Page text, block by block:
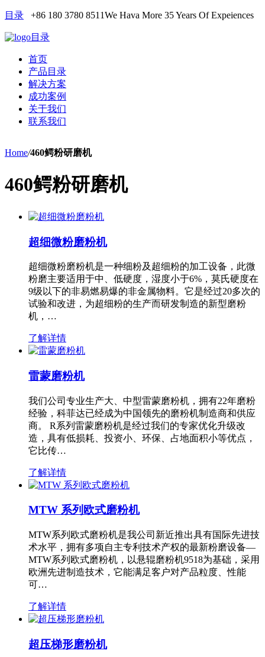
目录 +86 180 3780 8511We Hava More 35 Years Of Expeiences
目录
首页
产品目录
解决方案
成功案例
关于我们
联系我们
Home/460鳄粉研磨机
460鳄粉研磨机
超细微粉磨粉机
超细微粉磨粉机是一种细粉及超细粉的加工设备，此微
粉磨主要适用于中、低硬度，湿度小于6%，莫氏硬度在
9级以下的非易燃易爆的非金属物料。它是经过20多次的
试验和改进，为超细粉的生产而研发制造的新型磨粉
机，…
了解详情
雷蒙磨粉机
我们公司专业生产大、中型雷蒙磨粉机，拥有22年磨粉
经验，科菲达已经成为中国领先的磨粉机制造商和供应
商。 R系列雷蒙磨粉机是经过我们的专家优化升级改
造，具有低损耗、投资小、环保、占地面积小等优点，
它比传…
了解详情
MTW 系列欧式磨粉机
MTW系列欧式磨粉机是我公司新近推出具有国际先进技
术水平，拥有多项自主专利技术产权的最新粉磨设备—
MTW系列欧式磨粉机，以悬辊磨粉机9518为基础，采用
欧洲先进制造技术，它能满足客户对产品粒度、性能
可…
了解详情
超压梯形磨粉机